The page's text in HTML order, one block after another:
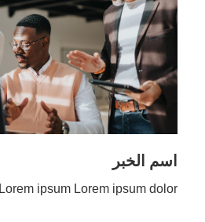
اسم الخبر
Lorem ipsum Lorem ipsum dolor ...